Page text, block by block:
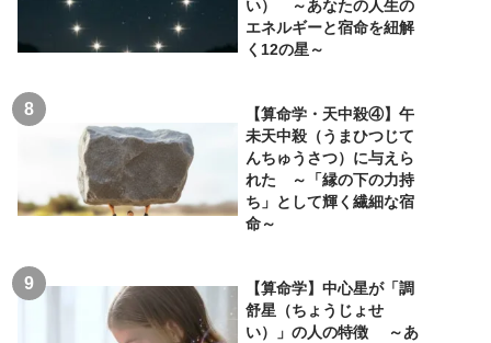
い） ～あなたの人生の
エネルギーと宿命を紐解
く12の星～
【算命学・天中殺④】午
未天中殺（うまひつじて
んちゅうさつ）に与えら
れた ～「縁の下の力持
ち」として輝く繊細な宿
命～
【算命学】中心星が「調
舒星（ちょうじょせ
い）」の人の特徴 ～あ